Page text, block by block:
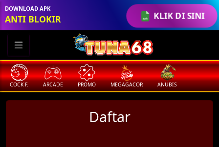
KLIK DI SINI
DOWNLOAD APK
ANTI BLOKIR
COCK F. ARCADE PROMO MEGAGACOR ANUBIS
Daftar